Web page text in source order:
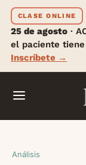
CLASE ONLINE
25 de agosto ·
el paciente
Inscríbete →
Análisis